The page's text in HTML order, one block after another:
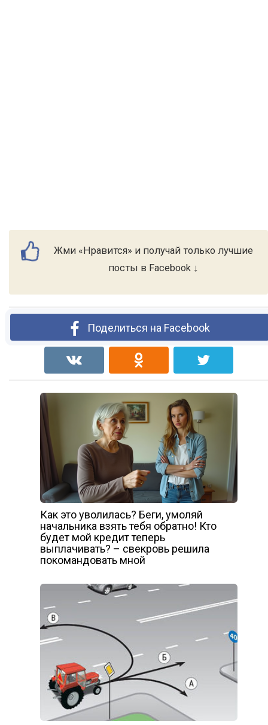
Жми «Нравится» и получай только лучшие
посты в Facebook ↓
Поделиться на Facebook
Как это уволилась? Беги, умоляй
начальника взять тебя обратно! Кто
будет мой кредит теперь
выплачивать? – свекровь решила
покомандовать мной